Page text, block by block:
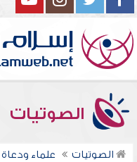
الصوتيات
الصوتيات علماء ودعاة